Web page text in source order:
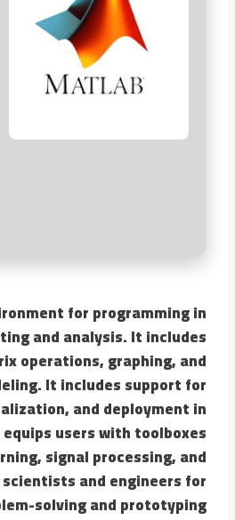
for programming in
and analysis. It includes
operations, graphing, and
It includes support for
and deployment in
users with toolboxes
signal processing, and
and engineers for
solving and prototyping.